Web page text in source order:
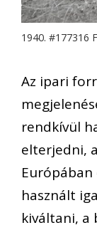
1940. #177316
Az ipari
rendkívül
elterjedni,
Európában
használt
kiváltani,